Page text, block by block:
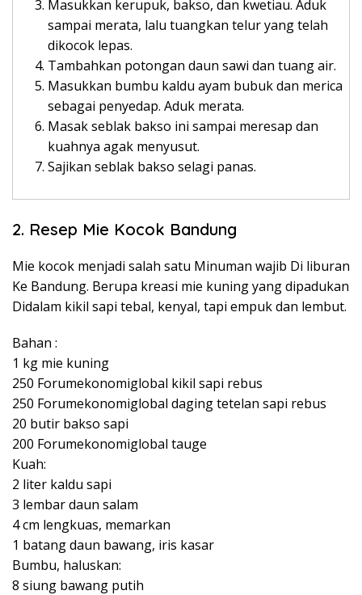
Masukkan kerupuk, bakso, dan kwetiau. Aduk
sampai merata, lalu tuangkan telur yang telah
dikocok lepas.
Tambahkan potongan daun sawi dan tuang air.
Masukkan bumbu kaldu ayam bubuk dan merica
sebagai penyedap. Aduk merata.
Masak seblak bakso ini sampai meresap dan
kuahnya agak menyusut.
Sajikan seblak bakso selagi panas.
2. Resep Mie Kocok Bandung
Mie kocok menjadi salah satu Minuman wajib Di liburan
Ke Bandung. Berupa kreasi mie kuning yang dipadukan
Didalam kikil sapi tebal, kenyal, tapi empuk dan lembut.
Bahan :
1 kg mie kuning
250 Forumekonomiglobal kikil sapi rebus
250 Forumekonomiglobal daging tetelan sapi rebus
20 butir bakso sapi
200 Forumekonomiglobal tauge
Kuah:
2 liter kaldu sapi
3 lembar daun salam
4 cm lengkuas, memarkan
1 batang daun bawang, iris kasar
Bumbu, haluskan:
8 siung bawang putih